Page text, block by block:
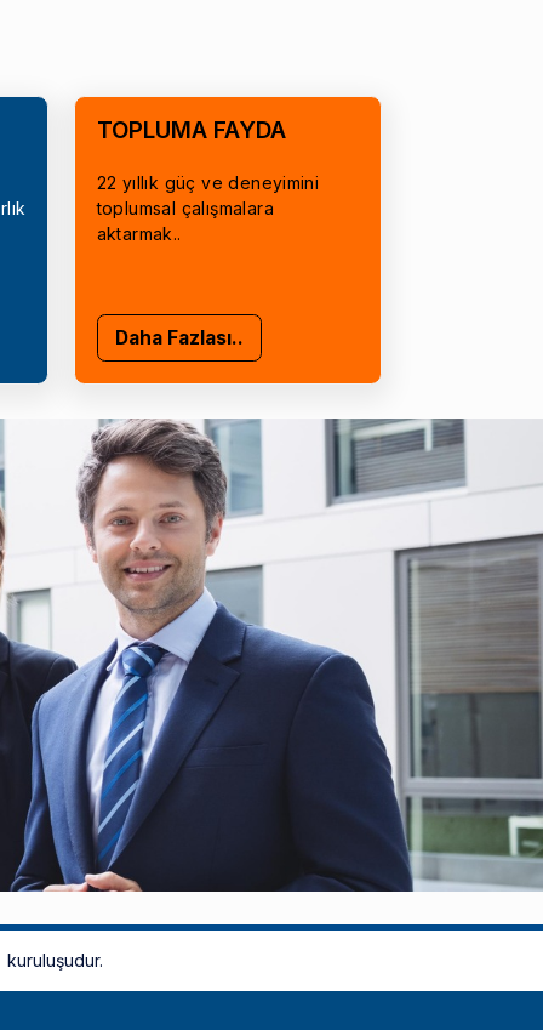
TOPLUMA FAYDA
22 yıllık güç ve deneyimini
toplumsal çalışmalara
aktarmak..
Daha Fazlası..
kuruluşudur.